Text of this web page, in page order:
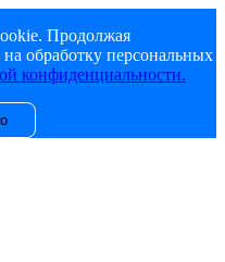
Продолжая
обработку персональных
конфиденциальности.